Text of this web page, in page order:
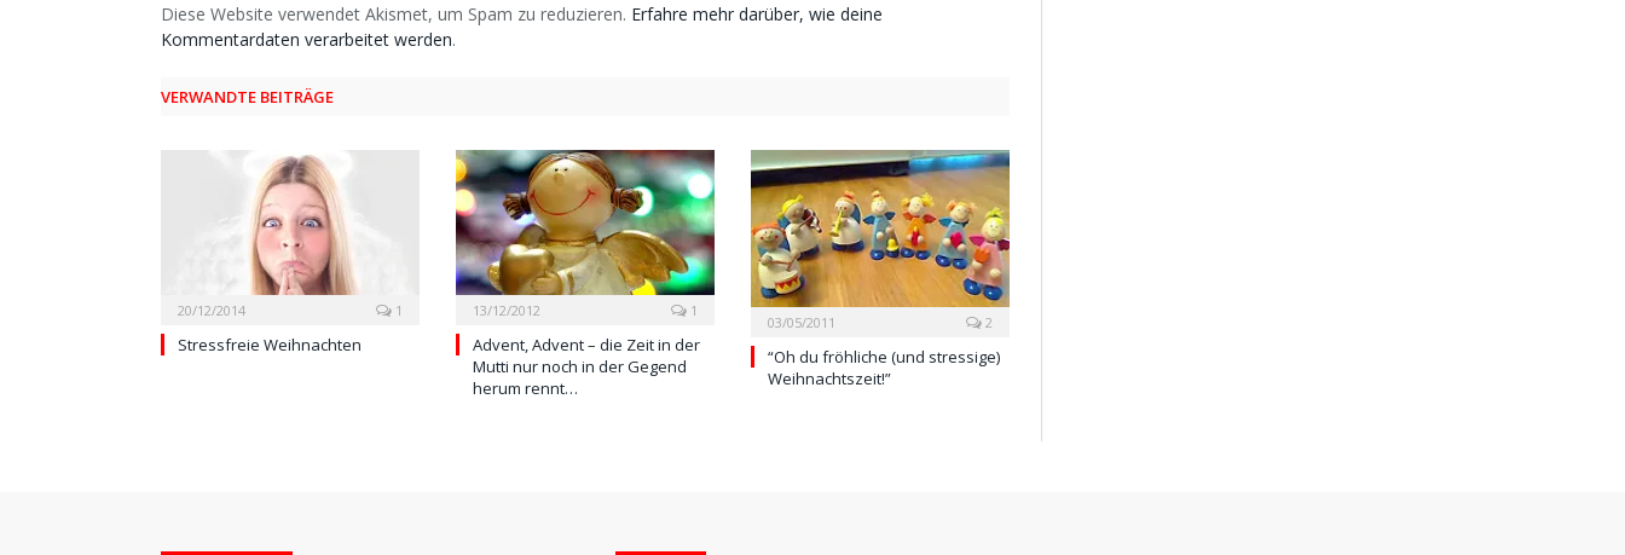
Diese Website verwendet Akismet, um Spam zu reduzieren. Erfahre mehr darüber, wie deine
Kommentardaten verarbeitet werden.
VERWANDTE BEITRÄGE
20/12/2014 1
Stressfreie Weihnachten
13/12/2012 1
Advent, Advent – die Zeit in der
Mutti nur noch in der Gegend
herum rennt…
03/05/2011 2
“Oh du fröhliche (und stressige)
Weihnachtszeit!”